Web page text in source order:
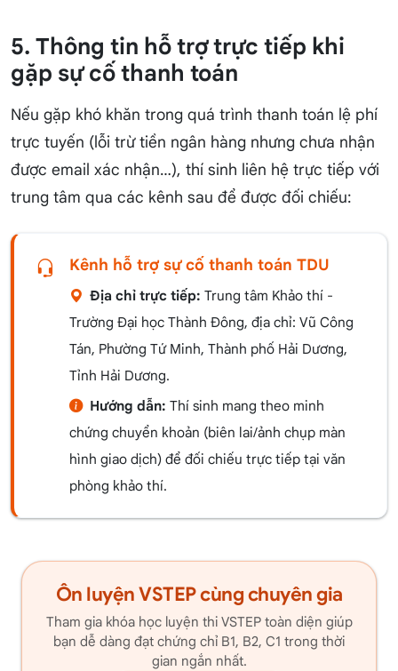
5. Thông tin hỗ trợ trực tiếp khi
gặp sự cố thanh toán
Nếu gặp khó khăn trong quá trình thanh toán lệ phí
trực tuyến (lỗi trừ tiền ngân hàng nhưng chưa nhận
được email xác nhận…), thí sinh liên hệ trực tiếp với
trung tâm qua các kênh sau để được đối chiếu:
Kênh hỗ trợ sự cố thanh toán TDU
Địa chỉ trực tiếp: Trung tâm Khảo thí -
Trường Đại học Thành Đông, địa chỉ: Vũ Công
Tán, Phường Tứ Minh, Thành phố Hải Dương,
Tỉnh Hải Dương.
Hướng dẫn: Thí sinh mang theo minh
chứng chuyển khoản (biên lai/ảnh chụp màn
hình giao dịch) để đối chiếu trực tiếp tại văn
phòng khảo thí.
Ôn luyện VSTEP cùng chuyên gia
Tham gia khóa học luyện thi VSTEP toàn diện giúp
bạn dễ dàng đạt chứng chỉ B1, B2, C1 trong thời
gian ngắn nhất.